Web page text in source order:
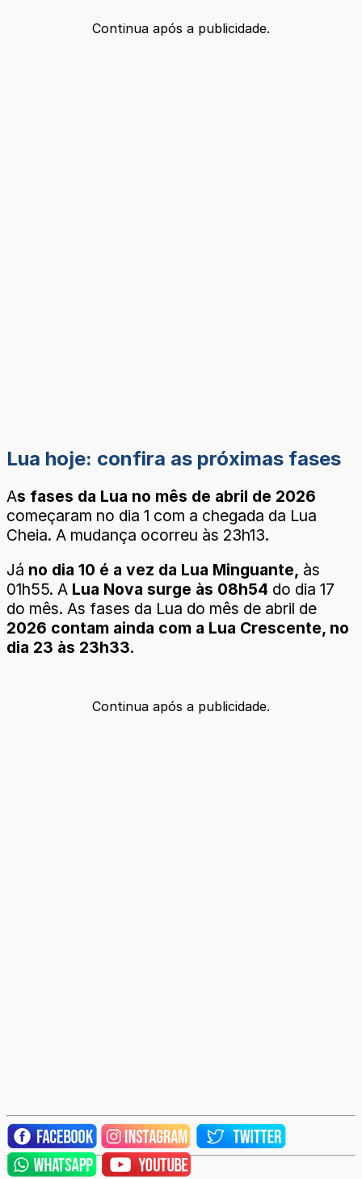
Continua após a publicidade.
Lua hoje: confira as próximas fases
As fases da Lua no mês de abril de 2026
começaram no dia 1 com a chegada da Lua
Cheia. A mudança ocorreu às 23h13.
Já no dia 10 é a vez da Lua Minguante, às
01h55. A Lua Nova surge às 08h54 do dia 17
do mês. As fases da Lua do mês de abril de
2026 contam ainda com a Lua Crescente, no
dia 23 às 23h33.
Continua após a publicidade.